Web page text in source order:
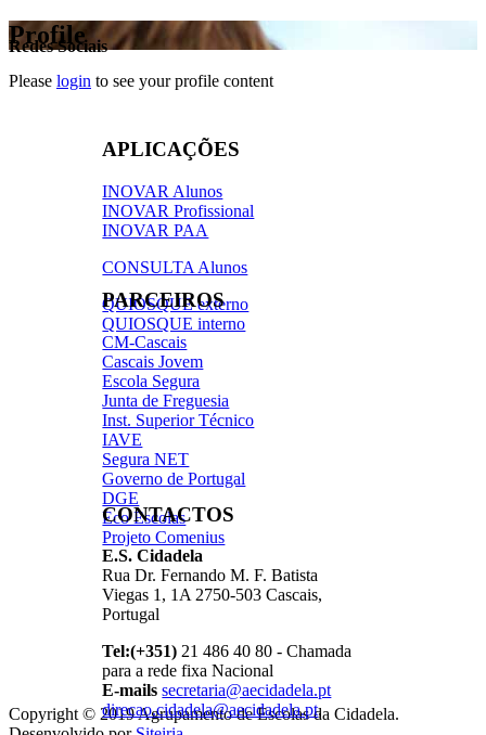
Profile
Please login to see your profile content
Redes Sociais
APLICAÇÕES
INOVAR Alunos
INOVAR Profissional
INOVAR PAA
CONSULTA Alunos
QUIOSQUE externo
QUIOSQUE interno
PARCEIROS
CM-Cascais
Cascais Jovem
Escola Segura
Junta de Freguesia
Inst. Superior Técnico
IAVE
Segura NET
Governo de Portugal
DGE
Eco Escolas
Projeto Comenius
CONTACTOS
E.S. Cidadela
Rua Dr. Fernando M. F. Batista
Viegas 1, 1A 2750-503 Cascais,
Portugal
Tel:(+351) 21 486 40 80 - Chamada
para a rede fixa Nacional
E-mailssecretaria@aecidadela.pt
direcao.cidadela@aecidadela.pt,
Copyright © 2019 Agrupamento de Escolas da Cidadela.